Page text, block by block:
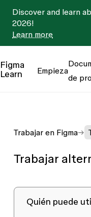
Discover and learn
2026!
Learn more
Figma
Learn
Empieza
de
Trabajar en Figma
Trabajar
Quién puede